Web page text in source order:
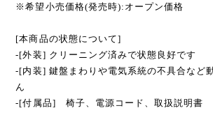
※希望小売価格(発売時):オープン価格
[本商品の状態について]
-[外装] クリーニング済みで状態良好です
-[内装] 鍵盤まわりや電気系統の不具合など
ん
-[付属品] 椅子、電源コード、取扱説明書